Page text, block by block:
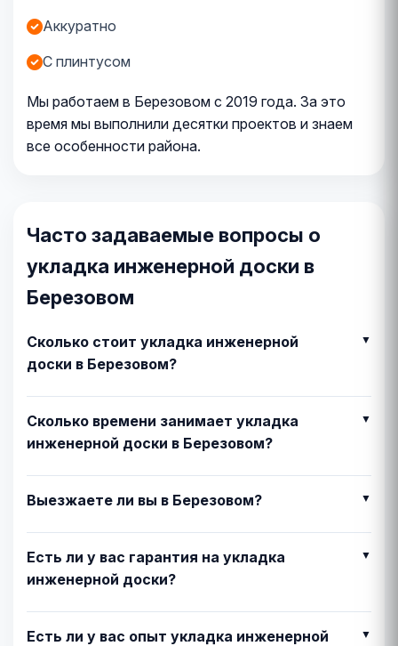
Аккуратно
С плинтусом
Мы работаем в Березовом с 2019 года. За это
время мы выполнили десятки проектов и знаем
все особенности района.
Часто задаваемые вопросы о
укладка инженерной доски в
Березовом
Сколько стоит укладка инженерной
доски в Березовом?
Сколько времени занимает укладка
инженерной доски в Березовом?
Выезжаете ли вы в Березовом?
Есть ли у вас гарантия на укладка
инженерной доски?
Есть ли у вас опыт укладка инженерной